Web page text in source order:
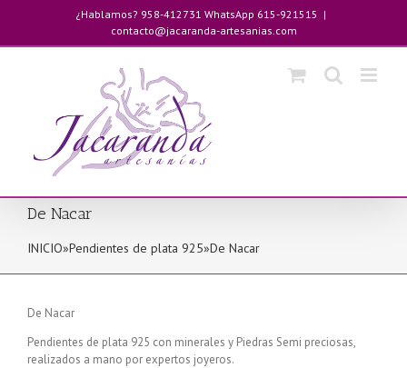
contenido
¿Hablamos? 958-412731 WhatsApp 615-921515 |
contacto@jacaranda-artesanias.com
De Nacar
INICIO»Pendientes de plata 925»De Nacar
De Nacar
Pendientes de plata 925 con minerales y Piedras Semi preciosas,
realizados a mano por expertos joyeros.